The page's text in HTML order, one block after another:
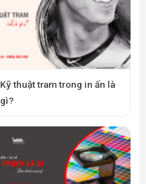
Kỹ thuật tram trong in ấn là
gì?